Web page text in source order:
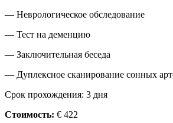
— Неврологическое обследование
— Тест на деменцию
— Заключительная беседа
— Дуплексное сканирование сонных
Срок прохождения: 3 дня
Стоимость: € 422